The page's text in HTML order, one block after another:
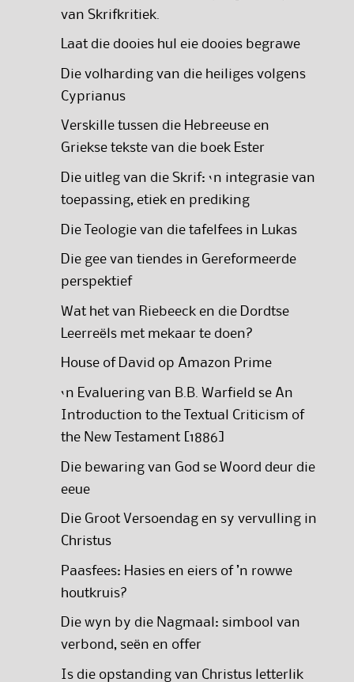
van Skrifkritiek.
Laat die dooies hul eie dooies begrawe
Die volharding van die heiliges volgens
Cyprianus
Verskille tussen die Hebreeuse en
Griekse tekste van die boek Ester
Die uitleg van die Skrif: ‘n integrasie van
toepassing, etiek en prediking
Die Teologie van die tafelfees in Lukas
Die gee van tiendes in Gereformeerde
perspektief
Wat het van Riebeeck en die Dordtse
Leerreëls met mekaar te doen?
House of David op Amazon Prime
‘n Evaluering van B.B. Warfield se An
Introduction to the Textual Criticism of
the New Testament [1886]
Die bewaring van God se Woord deur die
eeue
Die Groot Versoendag en sy vervulling in
Christus
Paasfees: Hasies en eiers of ’n rowwe
houtkruis?
Die wyn by die Nagmaal: simbool van
verbond, seën en offer
Is die opstanding van Christus letterlik